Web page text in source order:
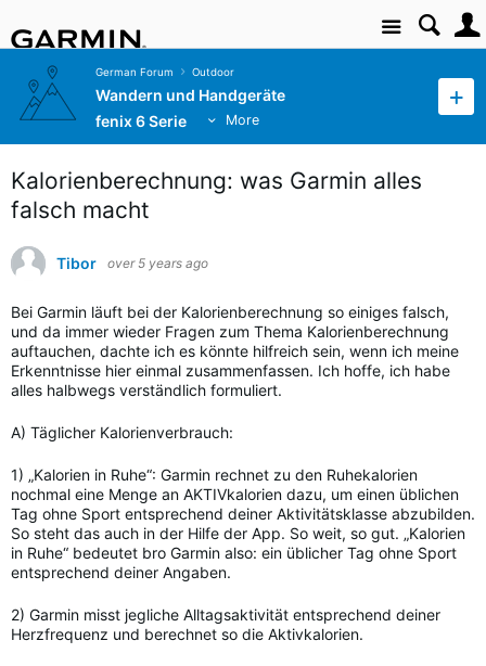
Site
German Forum Outdoor
Wandern und Handgeräte
fenix 6 Serie
More
Kalorienberechnung: was Garmin alles
falsch macht
Tibor over 5 years ago
Bei Garmin läuft bei der Kalorienberechnung so einiges falsch,
und da immer wieder Fragen zum Thema Kalorienberechnung
auftauchen, dachte ich es könnte hilfreich sein, wenn ich meine
Erkenntnisse hier einmal zusammenfassen. Ich hoffe, ich habe
alles halbwegs verständlich formuliert.
A) Täglicher Kalorienverbrauch:
1) „Kalorien in Ruhe“: Garmin rechnet zu den Ruhekalorien
nochmal eine Menge an AKTIVkalorien dazu, um einen üblichen
Tag ohne Sport entsprechend deiner Aktivitätsklasse abzubilden.
So steht das auch in der Hilfe der App. So weit, so gut. „Kalorien
in Ruhe“ bedeutet bro Garmin also: ein üblicher Tag ohne Sport
entsprechend deiner Angaben.
2) Garmin misst jegliche Alltagsaktivität entsprechend deiner
Herzfrequenz und berechnet so die Aktivkalorien.